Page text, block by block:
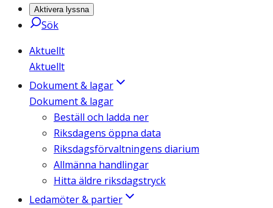
Aktivera lyssna
Sök
Aktuellt
Aktuellt
Dokument & lagar
Dokument & lagar
Beställ och ladda ner
Riksdagens öppna data
Riksdagsförvaltningens diarium
Allmänna handlingar
Hitta äldre riksdagstryck
Ledamöter & partier